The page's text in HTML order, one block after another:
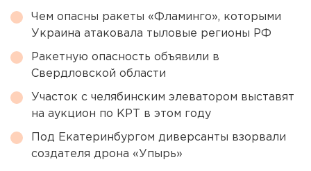
Чем опасны ракеты «Фламинго», которыми
Украина атаковала тыловые регионы РФ
Ракетную опасность объявили в
Свердловской области
Участок с челябинским элеватором выставят
на аукцион по КРТ в этом году
Под Екатеринбургом диверсанты взорвали
создателя дрона «Упырь»